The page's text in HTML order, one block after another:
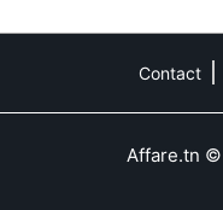
Contact
Affare.tn ©